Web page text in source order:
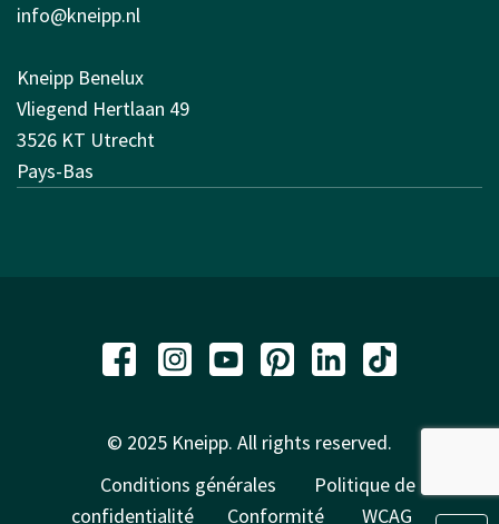
info@kneipp.nl
Kneipp Benelux
Vliegend Hertlaan 49
3526 KT Utrecht
Pays-Bas
© 2025 Kneipp. All rights reserved.
Conditions générales
Politique de
confidentialité
Conformité WCAG